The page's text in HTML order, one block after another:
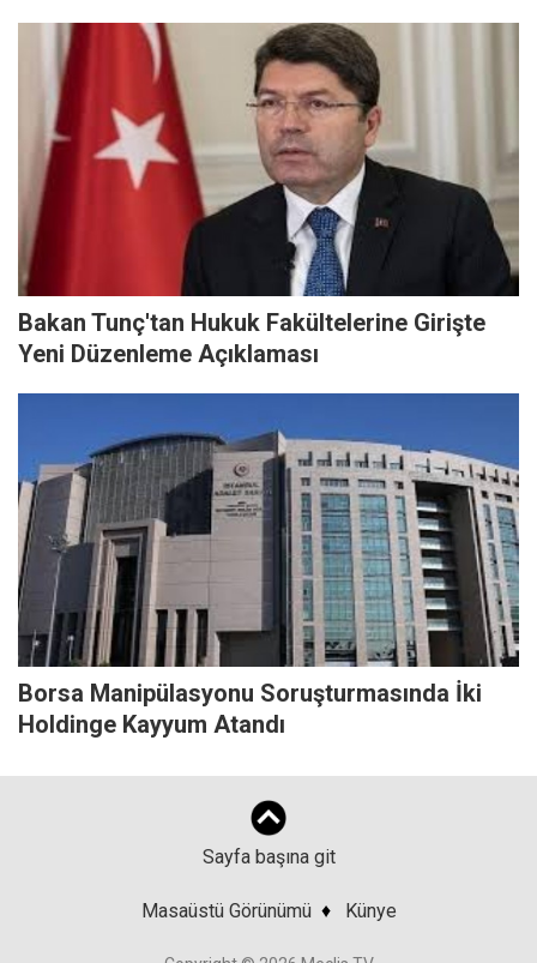
Bakan Tunç'tan Hukuk Fakültelerine Girişte
Yeni Düzenleme Açıklaması
Borsa Manipülasyonu Soruşturmasında İki
Holdinge Kayyum Atandı
Sayfa başına git
Masaüstü Görünümü ♦ Künye